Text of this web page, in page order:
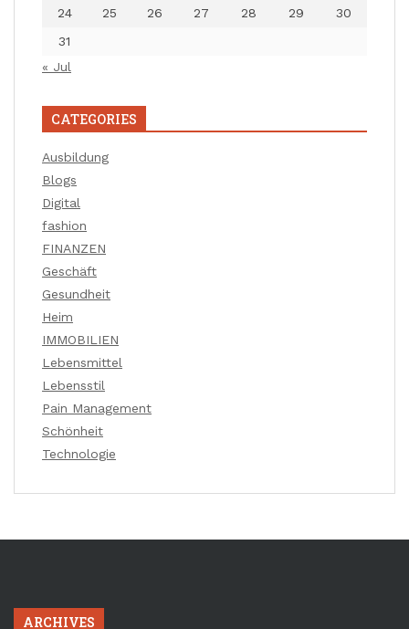
24
25 26 27 28 29
30
31
« Jul
CATEGORIES
Ausbildung
Blogs
Digital
fashion
FINANZEN
Geschäft
Gesundheit
Heim
IMMOBILIEN
Lebensmittel
Lebensstil
Pain Management
Schönheit
Technologie
ARCHIVES